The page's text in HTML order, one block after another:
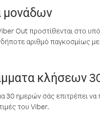
μονάδων
Out προστίθενται στο
αριθμό παγκοσμίως με
κλήσεων
30 ημερών σάς επιτρέπει να
του Viber.